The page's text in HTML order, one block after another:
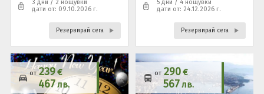
3 дни / 2 нощувки
дати от: 09.10.2026 г.
Резервирай сега
5 дни / 4 нощувки
дати от: 24.12.2026 г.
Резервирай сега
от 239€
467лв.
от 290€
567лв.